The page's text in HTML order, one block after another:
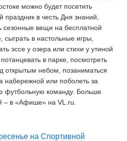
можно будет посетить
праздник в честь Дня знаний,
сезонные вещи на бесплатной
сыграть в настольные игры,
эссе у озера или стихи у утиной
в парке, посмотреть
открытым небом, позаниматься
набережной или поболеть за
футбольную команду. Больше
– в «Афише» на VL.ru.
на Спортивной